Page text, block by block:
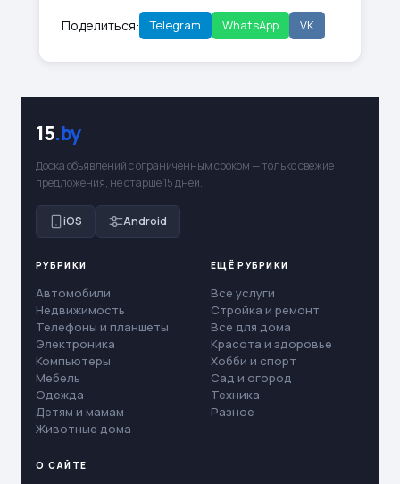
Поделиться: Telegram WhatsApp VK
15.by
Доска объявлений с ограниченным сроком — только свежие
предложения, не старше 15 дней.
iOS Android
РУБРИКИ
Автомобили
Недвижимость
Телефоны и планшеты
Электроника
Компьютеры
Мебель
Одежда
Детям и мамам
Животные дома
ЕЩЁ РУБРИКИ
Все услуги
Стройка и ремонт
Все для дома
Красота и здоровье
Хобби и спорт
Сад и огород
Техника
Разное
О САЙТЕ